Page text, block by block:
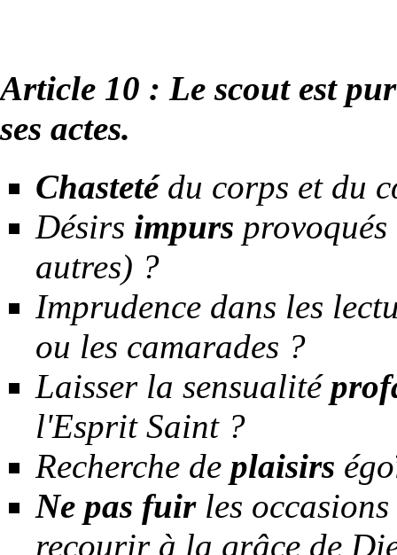
Article 10 : Le scout est pur
ses actes.
Chastetédu corps et du
Désirs impurs
autres) ?
Imprudence dans les
ou les camarades ?
Laisser la sensualité
l'Esprit Saint ?
Recherche de plaisirs
Ne pas fuir les
recourir à la grâce de